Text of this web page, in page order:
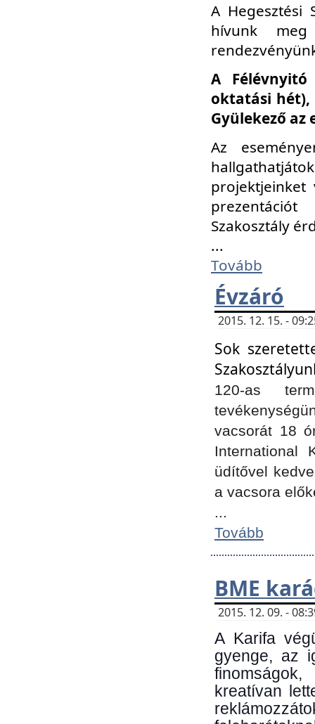
A Hegesztési
hívunk
A
oktatási hét),
Gyülekező az
Az
Szakosztály
...
Tovább
Évzáró
2015. 12. 15. -
Sok
120-as
vacsorát 18
International
üdítővel
a vacsora
...
Tovább
BME
2015. 12. 09. -
A Karifa
gyenge, az
kreatívan